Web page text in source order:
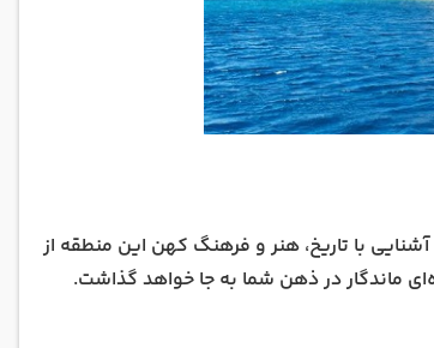
با تاریخ، هنر و فرهنگ کهن این منطقه از
ماندگار در ذهن شما به جا خواهد گذاشت.